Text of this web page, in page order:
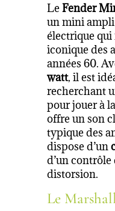
LeFender
un mini
électrique
iconique des
années 60.
watt, il est
recherchant
pour jouer à
offre un son
typique des
dispose d’un
d’un
distorsion.
Le